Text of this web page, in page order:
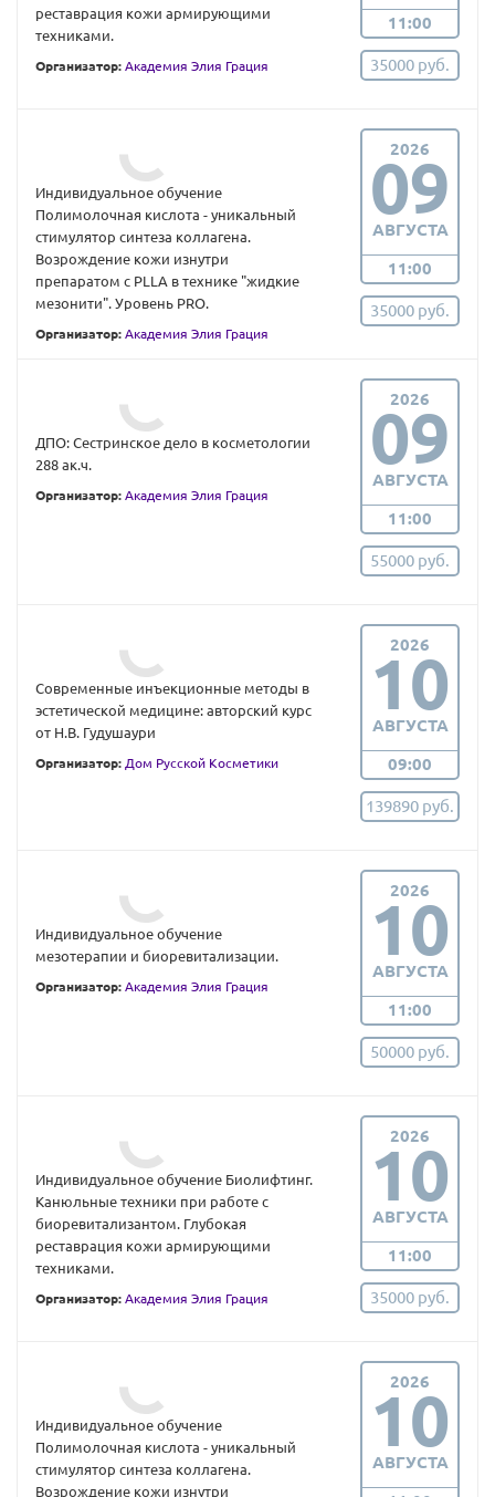
реставрация кожи армирующими
техниками.
Организатор: Академия Элия Грация
11:00
35000 руб.
Индивидуальное обучение
Полимолочная кислота - уникальный
стимулятор синтеза коллагена.
Возрождение кожи изнутри
препаратом с PLLA в технике "жидкие
мезонити". Уровень PRO.
Организатор: Академия Элия Грация
2026
09
АВГУСТА
11:00
35000 руб.
ДПО: Сестринское дело в косметологии
288 ак.ч.
Организатор: Академия Элия Грация
2026
09
АВГУСТА
11:00
55000 руб.
Современные инъекционные методы в
эстетической медицине: авторский курс
от Н.В. Гудушаури
Организатор: Дом Русской Косметики
2026
10
АВГУСТА
09:00
139890 руб.
Индивидуальное обучение
мезотерапии и биоревитализации.
Организатор: Академия Элия Грация
2026
10
АВГУСТА
11:00
50000 руб.
Индивидуальное обучение Биолифтинг.
Канюльные техники при работе с
биоревитализантом. Глубокая
реставрация кожи армирующими
техниками.
Организатор: Академия Элия Грация
2026
10
АВГУСТА
11:00
35000 руб.
Индивидуальное обучение
Полимолочная кислота - уникальный
стимулятор синтеза коллагена.
Возрождение кожи изнутри
2026
10
АВГУСТА